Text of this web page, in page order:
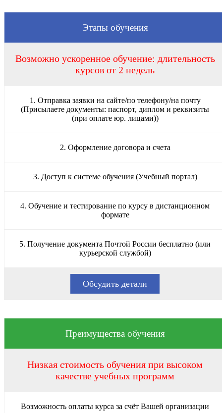
Этапы обучения
Возможно ускоренное обучение: длительность
курсов от 2 недель
1. Отправка заявки на сайте/по телефону/на почту
(Присылаете документы: паспорт, диплом и реквизиты
(при оплате юр. лицами))
2. Оформление договора и счета
3. Доступ к системе обучения (Учебный портал)
4. Обучение и тестирование по курсу в дистанционном
формате
5. Получение документа Почтой России бесплатно (или
курьерской службой)
Обсудить детали
Преимущества обучения
Низкая стоимость обучения при высоком
качестве учебных программ
Возможность оплаты курса за счёт Вашей организации